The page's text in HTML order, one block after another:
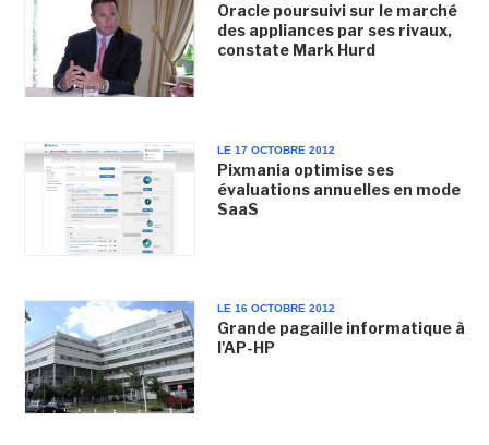
Oracle poursuivi sur le marché
des appliances par ses rivaux,
constate Mark Hurd
LE 17 OCTOBRE 2012
Pixmania optimise ses
évaluations annuelles en mode
SaaS
LE 16 OCTOBRE 2012
Grande pagaille informatique à
l'AP-HP